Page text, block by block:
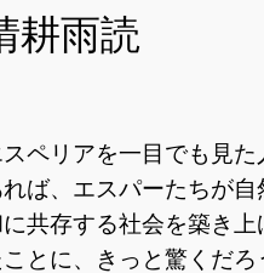
耕雨読
スペリアを一目でも見た
れば、エスパーたちが自
共存する社会を築き上
とに、きっと驚くだろ